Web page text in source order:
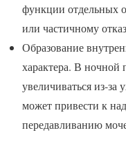
функции отдельных
или частичному
Образование
характера. В ночной
увеличиваться из-
может привести к
передавливанию